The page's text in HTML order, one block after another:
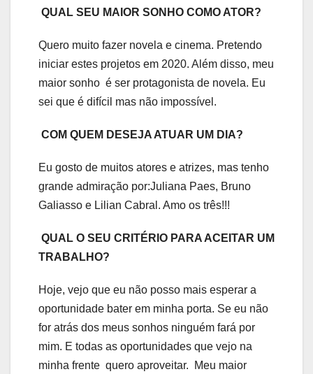
QUAL SEU MAIOR SONHO COMO ATOR?
Quero muito fazer novela e cinema. Pretendo
iniciar estes projetos em 2020. Além disso, meu
maior sonho é ser protagonista de novela. Eu
sei que é difícil mas não impossível.
COM QUEM DESEJA ATUAR UM DIA?
Eu gosto de muitos atores e atrizes, mas tenho
grande admiração por:Juliana Paes, Bruno
Galiasso e Lilian Cabral. Amo os três!!!
QUAL O SEU CRITÉRIO PARA ACEITAR UM
TRABALHO?
Hoje, vejo que eu não posso mais esperar a
oportunidade bater em minha porta. Se eu não
for atrás dos meus sonhos ninguém fará por
mim. E todas as oportunidades que vejo na
minha frente quero aproveitar. Meu maior